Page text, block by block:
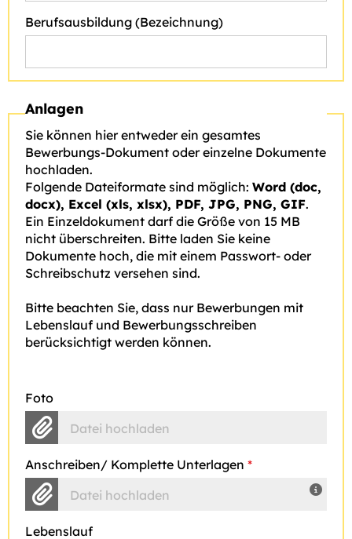
Berufsausbildung (Bezeichnung)
Anlagen
Sie können hier entweder ein gesamtes
Bewerbungs-Dokument oder einzelne Dokumente
hochladen.
Folgende Dateiformate sind möglich: Word (doc,
docx), Excel (xls, xlsx), PDF, JPG, PNG, GIF.
Ein Einzeldokument darf die Größe von 15 MB
nicht überschreiten. Bitte laden Sie keine
Dokumente hoch, die mit einem Passwort- oder
Schreibschutz versehen sind.
Bitte beachten Sie, dass nur Bewerbungen mit
Lebenslauf und Bewerbungsschreiben
berücksichtigt werden können.
Foto
Datei hochladen
Anschreiben/ Komplette Unterlagen *
Datei hochladen
Lebenslauf